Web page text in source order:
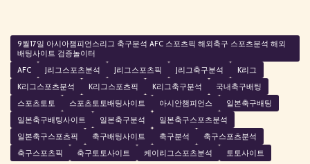
9월17일 아시아챔피언스리그 축구분석 AFC 스포츠픽 해외축구 스포츠분석 해외
배팅사이트 검증놀이터
AFC
J리그스포츠분석 J리그스포츠픽 J리그축구분석
K리그
K리그스포츠분석
K리그스포츠픽 K리그축구분석
국내축구배팅
스포츠토토
스포츠토토배팅사이트 아시안챔피언스
일본축구배팅
일본축구배팅사이트
일본축구분석
일본축구스포츠분석
일본축구스포츠픽
축구배팅사이트 축구분석
축구스포츠분석
축구스포츠픽
축구토토사이트 케이리그스포츠분석 토토사이트